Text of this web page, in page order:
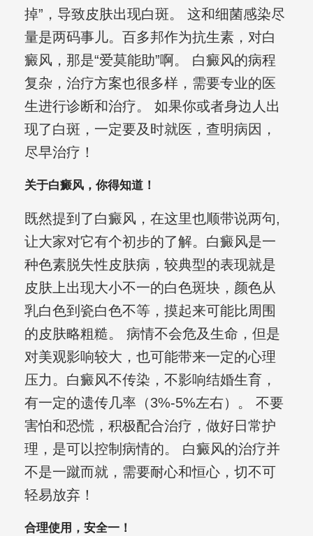
掉”，导致皮肤出现白斑。 这和细菌感染尽
量是两码事儿。百多邦作为抗生素，对白
癜风，那是“爱莫能助”啊。 白癜风的病程
复杂，治疗方案也很多样，需要专业的医
生进行诊断和治疗。 如果你或者身边人出
现了白斑，一定要及时就医，查明病因，
尽早治疗！
关于白癜风，你得知道！
既然提到了白癜风，在这里也顺带说两句,
让大家对它有个初步的了解。白癜风是一
种色素脱失性皮肤病，较典型的表现就是
皮肤上出现大小不一的白色斑块，颜色从
乳白色到瓷白色不等，摸起来可能比周围
的皮肤略粗糙。 病情不会危及生命，但是
对美观影响较大，也可能带来一定的心理
压力。白癜风不传染，不影响结婚生育，
有一定的遗传几率（3%-5%左右）。 不要
害怕和恐慌，积极配合治疗，做好日常护
理，是可以控制病情的。 白癜风的治疗并
不是一蹴而就，需要耐心和恒心，切不可
轻易放弃！
合理使用，安全一！